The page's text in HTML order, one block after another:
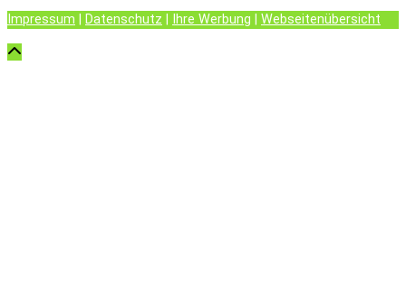
Impressum Datenschutz Ihre Werbung Webseitenübersicht